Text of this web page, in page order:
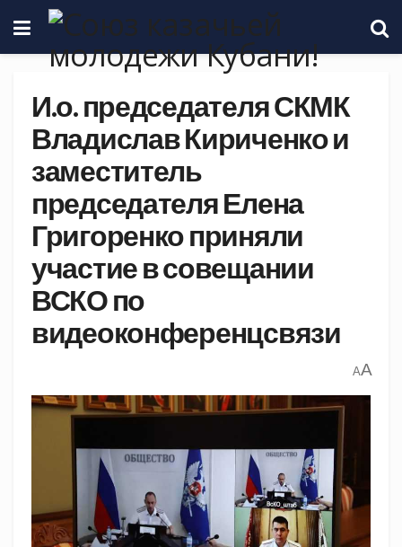
И.о. председателя СКМК
Владислав Кириченко и
заместитель
председателя Елена
Григоренко приняли
участие в совещании
ВСКО по
видеоконференцсвязи
AA